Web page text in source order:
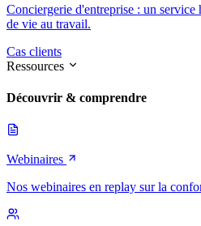
Conciergerie d'entreprise : un
de vie au travail.
Cas clients
Ressources
Découvrir & comprendre
Webinaires
Nos webinaires en replay sur la